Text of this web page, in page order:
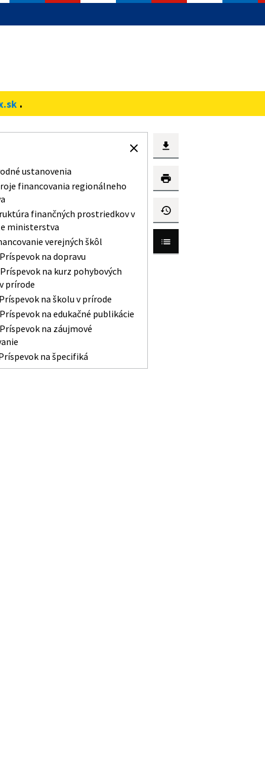
.
ustanovenia
financovania regionálneho
finančných prostriedkov v
ministerstva
verejných škôl
Príspevok na dopravu
Príspevok na kurz pohybových
prírode
Príspevok na školu v prírode
Príspevok na edukačné publikácie
Príspevok na záujmové
na špecifiká